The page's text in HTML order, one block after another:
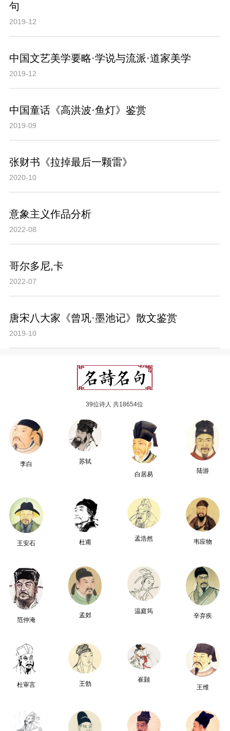
句
2019-12
中国文艺美学要略·学说与流派·道家美学
2019-12
中国童话《高洪波·鱼灯》鉴赏
2019-09
张财书《拉掉最后一颗雷》
2020-10
意象主义作品分析
2022-08
哥尔多尼,卡
2022-07
唐宋八大家《曾巩·墨池记》散文鉴赏
2019-10
39位诗人 共18654位
李白
苏轼
白居易
陆游
王安石 杜甫
孟浩然 韦应物
范仲淹
孟郊
温庭筠
辛弃疾
杜审言 王勃
崔颢
王维